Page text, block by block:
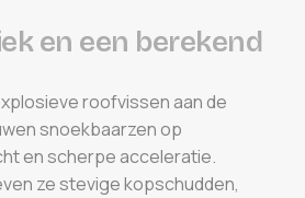
ek en een berekend
roofvissen aan de
snoekbaarzen op
en scherpe acceleratie.
ze stevige kopschudden,